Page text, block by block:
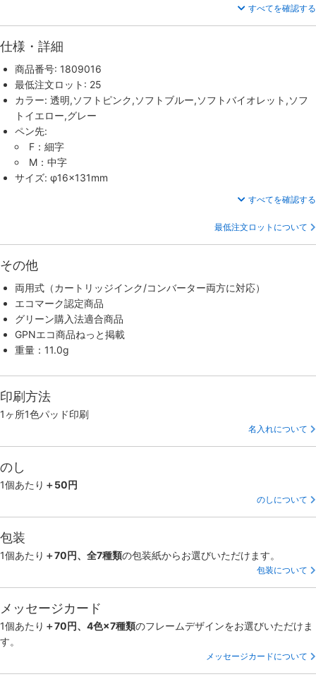
すべてを確認する
仕様・詳細
商品番号: 1809016
最低注文ロット: 25
カラー: 透明,ソフトピンク,ソフトブルー,ソフトバイオレット,ソフ
トイエロー,グレー
ペン先:
F：細字
M：中字
サイズ: φ16×131mm
すべてを確認する
最低注文ロットについて
その他
両用式（カートリッジインク/コンバーター両方に対応）
エコマーク認定商品
グリーン購入法適合商品
GPNエコ商品ねっと掲載
重量：11.0g
印刷方法
1ヶ所1色パッド印刷
名入れについて
のし
1個あたり ＋50円
のしについて
包装
1個あたり ＋70円、全7種類の包装紙からお選びいただけます。
包装について
メッセージカード
1個あたり ＋70円、4色×7種類のフレームデザインをお選びいただけま
す。
メッセージカードについて